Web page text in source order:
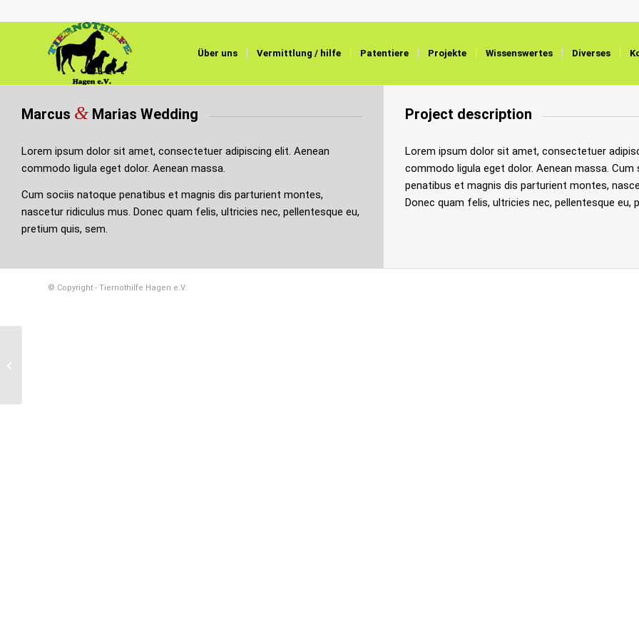
Über uns Vermittlung / hilfe Patentiere Projekte Wissenswertes Diverses
Marcus & Marias Wedding
Lorem ipsum dolor sit amet, consectetuer adipiscing elit. Aenean
commodo ligula eget dolor. Aenean massa.
Cum sociis natoque penatibus et magnis dis parturient montes,
nascetur ridiculus mus. Donec quam felis, ultricies nec, pellentesque eu,
pretium quis, sem.
Project description
Lorem ipsum dolor sit amet, consectetuer
commodo ligula eget dolor. Aenean massa.
penatibus et magnis dis parturient montes,
Donec quam felis, ultricies nec, pellentesque eu,
© Copyright - Tiernothilfe Hagen e.V.